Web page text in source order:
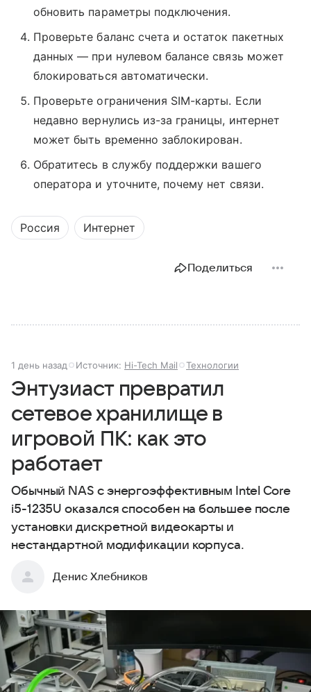
обновить параметры подключения.
Проверьте баланс счета и остаток пакетных
данных — при нулевом балансе связь может
блокироваться автоматически.
Проверьте ограничения SIM-карты. Если
недавно вернулись из-за границы, интернет
может быть временно заблокирован.
Обратитесь в службу поддержки вашего
оператора и уточните, почему нет связи.
Россия Интернет
Поделиться
1 день назад Источник: Hi-Tech Mail Технологии
Энтузиаст превратил
сетевое хранилище в
игровой ПК: как это
работает
Обычный NAS с энергоэффективным Intel Core
i5-1235U оказался способен на большее после
установки дискретной видеокарты и
нестандартной модификации корпуса.
Денис Хлебников